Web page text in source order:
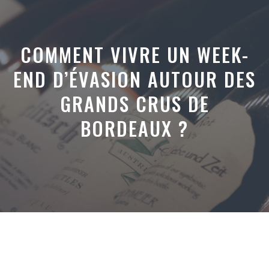
COMMENT VIVRE UN WEEK-
END D’ÉVASION AUTOUR DES
GRANDS CRUS DE
BORDEAUX ?